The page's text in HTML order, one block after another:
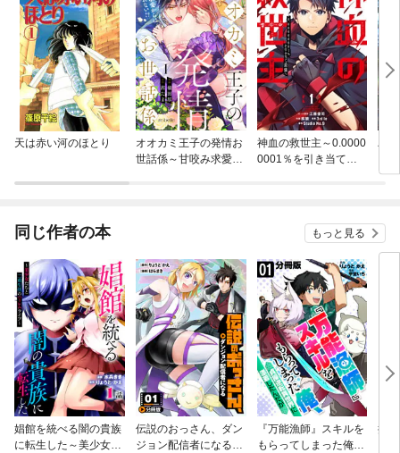
天は赤い河のほとり
オオカミ王子の発情お
世話係～甘咬み求愛か
神血の救世主～0.0000
0001％を引き当て最
バ
今
同じ作者の本 もっと見る
娼館を統べる闇の貴族
に転生した～美少女た
伝説のおっさん、ダン
ジョン配信者になる
『万能漁師』スキルを
もらってしまった俺、
捨